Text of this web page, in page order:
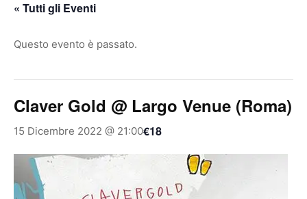
« Tutti gli Eventi
Questo evento è passato.
Claver Gold @ Largo Venue (Roma)
15 Dicembre 2022 @ 21:00€18